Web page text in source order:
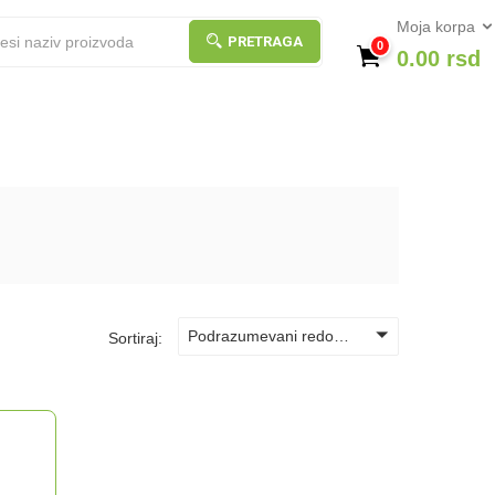
PRETRAGA 0
Moja korpa
0.00 rsd
Sortiraj: